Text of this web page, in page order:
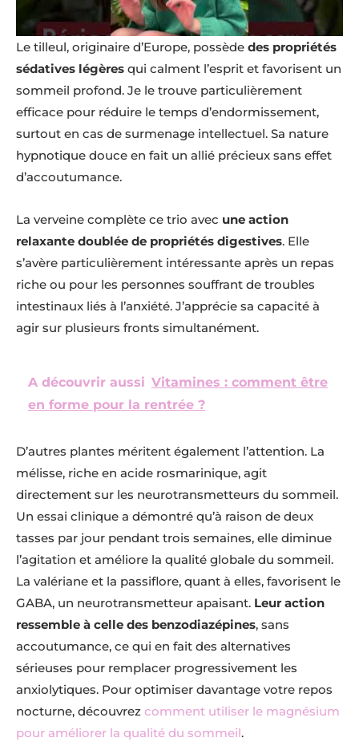
Le tilleul, originaire d’Europe, possède des propriétés
sédatives légères qui calment l’esprit et favorisent un
sommeil profond. Je le trouve particulièrement
efficace pour réduire le temps d’endormissement,
surtout en cas de surmenage intellectuel. Sa nature
hypnotique douce en fait un allié précieux sans effet
d’accoutumance.
La verveine complète ce trio avec une action
relaxante doublée de propriétés digestives. Elle
s’avère particulièrement intéressante après un repas
riche ou pour les personnes souffrant de troubles
intestinaux liés à l’anxiété. J’apprécie sa capacité à
agir sur plusieurs fronts simultanément.
A découvrir aussi Vitamines : comment être
en forme pour la rentrée ?
D’autres plantes méritent également l’attention. La
mélisse, riche en acide rosmarinique, agit
directement sur les neurotransmetteurs du sommeil.
Un essai clinique a démontré qu’à raison de deux
tasses par jour pendant trois semaines, elle diminue
l’agitation et améliore la qualité globale du sommeil.
La valériane et la passiflore, quant à elles, favorisent le
GABA, un neurotransmetteur apaisant. Leur action
ressemble à celle des benzodiazépines, sans
accoutumance, ce qui en fait des alternatives
sérieuses pour remplacer progressivement les
anxiolytiques. Pour optimiser davantage votre repos
nocturne, découvrez comment utiliser le magnésium
pour améliorer la qualité du sommeil.